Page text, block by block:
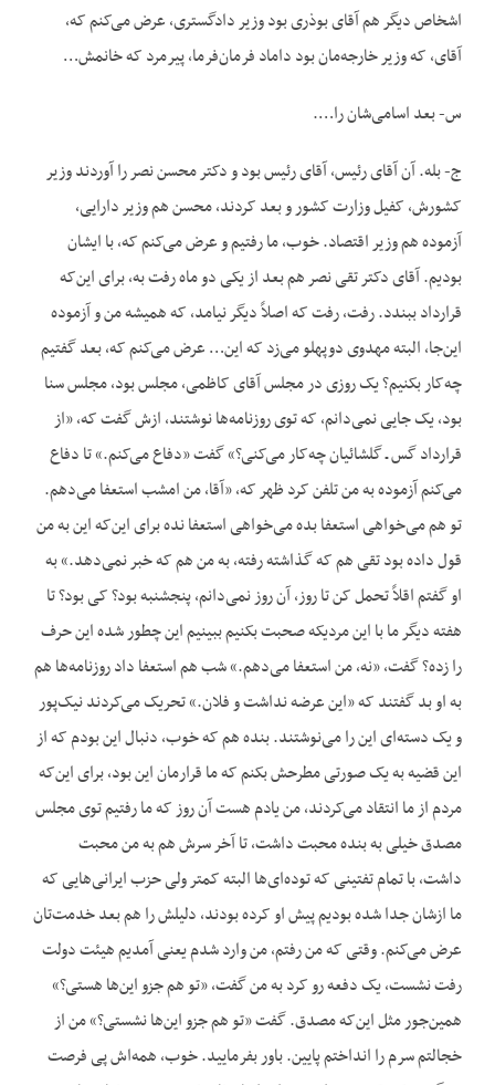
اشخاص دیگر هم آقای بوذری بود وزیر دادگستری، عرض می‌کنم که،
آقای، که وزیر خارجه‌مان بود داماد فرمان‌فرما، پیرمرد که خانمش…
س- بعد اسامی‌شان را….
ج- بله. آن آقای رئیس، آقای رئیس بود و دکتر محسن نصر را آوردند وزیر
کشورش، کفیل وزارت کشور و بعد کردند، محسن هم وزیر دارایی،
آزموده هم وزیر اقتصاد. خوب، ما رفتیم و عرض می‌کنم که، با ایشان
بودیم. آقای دکتر تقی‌ نصر هم بعد از یکی دو ماه رفت به، برای این‌که
قرارداد ببندد. رفت، رفت که اصلاً دیگر نیامد، که همیشه من و آزموده
این‌جا، البته مهدوی دوپهلو می‌زد که این… عرض می‌کنم که، بعد گفتیم
چه‌کار بکنیم؟ یک ‌روزی در مجلس آقای کاظمی، مجلس بود، مجلس سنا
بود، یک جایی نمی‌دانم، که توی روزنامه‌ها نوشتند، ازش گفت که، «از
قرارداد گس ـ گلشائیان چه‌کار می‌کنی؟» گفت «دفاع می‌کنم.» تا دفاع
می‌کنم آزموده به من تلفن کرد ظهر که، «آقا، من امشب استعفا می‌دهم.
تو هم می‌خواهی استعفا بده می‌خواهی استعفا نده برای این‌که این به من
قول داده بود تقی هم که گذاشته رفته، به من هم که خبر نمی‌دهد.» به
او گفتم اقلاً تحمل کن تا روز، آن روز نمی‌دانم، پنجشنبه بود؟ کی بود؟ تا
هفته دیگر ما با این مردیکه صحبت بکنیم ببینیم این چطور شده این حرف
را زده؟ گفت، «نه، من استعفا می‌دهم.» شب هم استعفا داد روزنامه‌ها هم
به او بد گفتند که «این عرضه نداشت و فلان.» تحریک می‌کردند نیک‌پور
و یک دسته‌ای این را می‌نوشتند. بنده هم که خوب، دنبال این بودم که از
این قضیه به یک صورتی مطرحش بکنم که ما قرارمان این بود، برای این‌که
مردم از ما انتقاد می‌کردند، من یادم هست آن روز که ما رفتیم توی مجلس
مصدق خیلی به بنده محبت داشت، تا آخر سرش هم به من محبت
داشت، با تمام تفتینی که توده‌ای‌ها البته کمتر ولی حزب ایرانی‌هایی که
ما ازشان جدا شده بودیم پیش او کرده بودند، دلیلش را هم بعد خدمت‌تان
عرض می‌کنم. وقتی که من رفتم، من وارد شدم یعنی آمدیم هیئت دولت
رفت نشست، یک دفعه رو کرد به من گفت، «تو هم جزو این‌ها هستی؟»
همین‌جور مثل این‌که مصدق. گفت «تو هم جزو این‌ها نشستی؟» من از
خجالتم سرم را انداختم پایین. باور بفرمایید. خوب، همه‌اش پی فرصت